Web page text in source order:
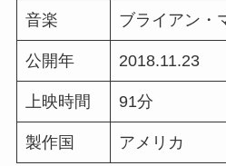
音楽 ブライアン・
公開年 2018.11.23
上映時間 91分
製作国 アメリカ